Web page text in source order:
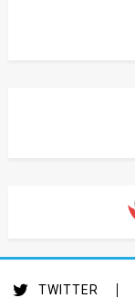
TWITTER